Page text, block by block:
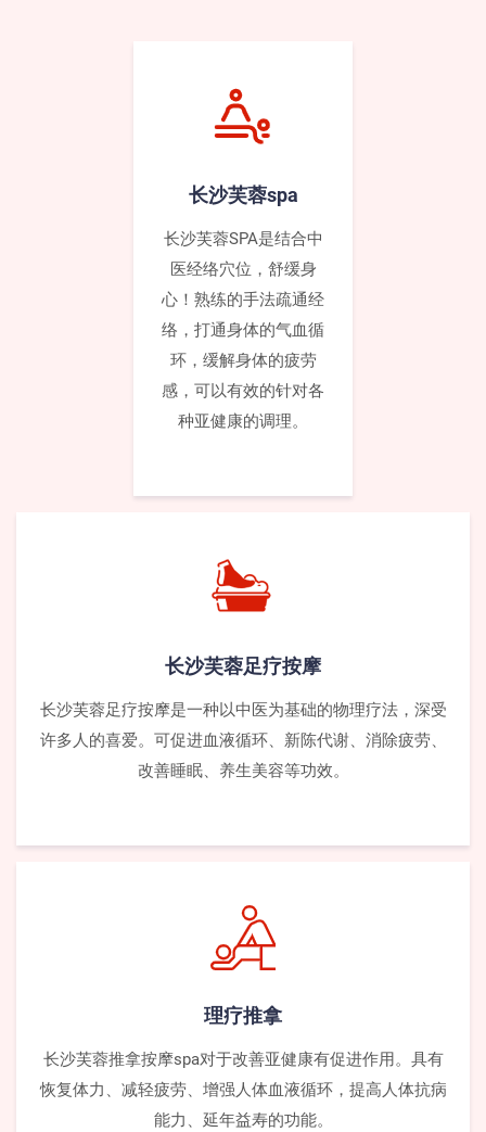
长沙芙蓉spa
长沙芙蓉SPA是结合中
医经络穴位，舒缓身
心！熟练的手法疏通‌‌经
络，打通身体的气血循
环，缓解身体的疲劳
感，可以有效的针对各
种亚健康的调理。
长沙芙蓉足疗按摩
长沙芙蓉足疗按摩是一种以中医为基础的物理疗法，深受
许多人的喜爱。可促进血液循环、新陈代谢、消除疲劳、
改善睡眠、养生美容等功效。
理疗推拿
长沙芙蓉推拿按摩spa对于改善亚健康有促进作用。具有
恢复体力、减轻疲劳、增强人体血液循环，提高人体抗病
能力、延年益寿的功能。